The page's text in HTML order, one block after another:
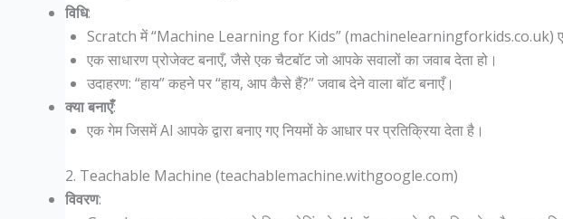
विधि:
Scratch में “Machine Learning for Kids” (machinelearningforkids.co.uk)
एक साधारण प्रोजेक्ट बनाएँ, जैसे एक चैटबॉट जो आपके सवालों का जवाब देता हो।
उदाहरण: “हाय” कहने पर “हाय, आप कैसे हैं?” जवाब देने वाला बॉट बनाएँ।
क्या बनाएँ:
एक गेम जिसमें AI आपके द्वारा बनाए गए नियमों के आधार पर प्रतिक्रिया देता है।
2. Teachable Machine (teachablemachine.withgoogle.com)
विवरण: